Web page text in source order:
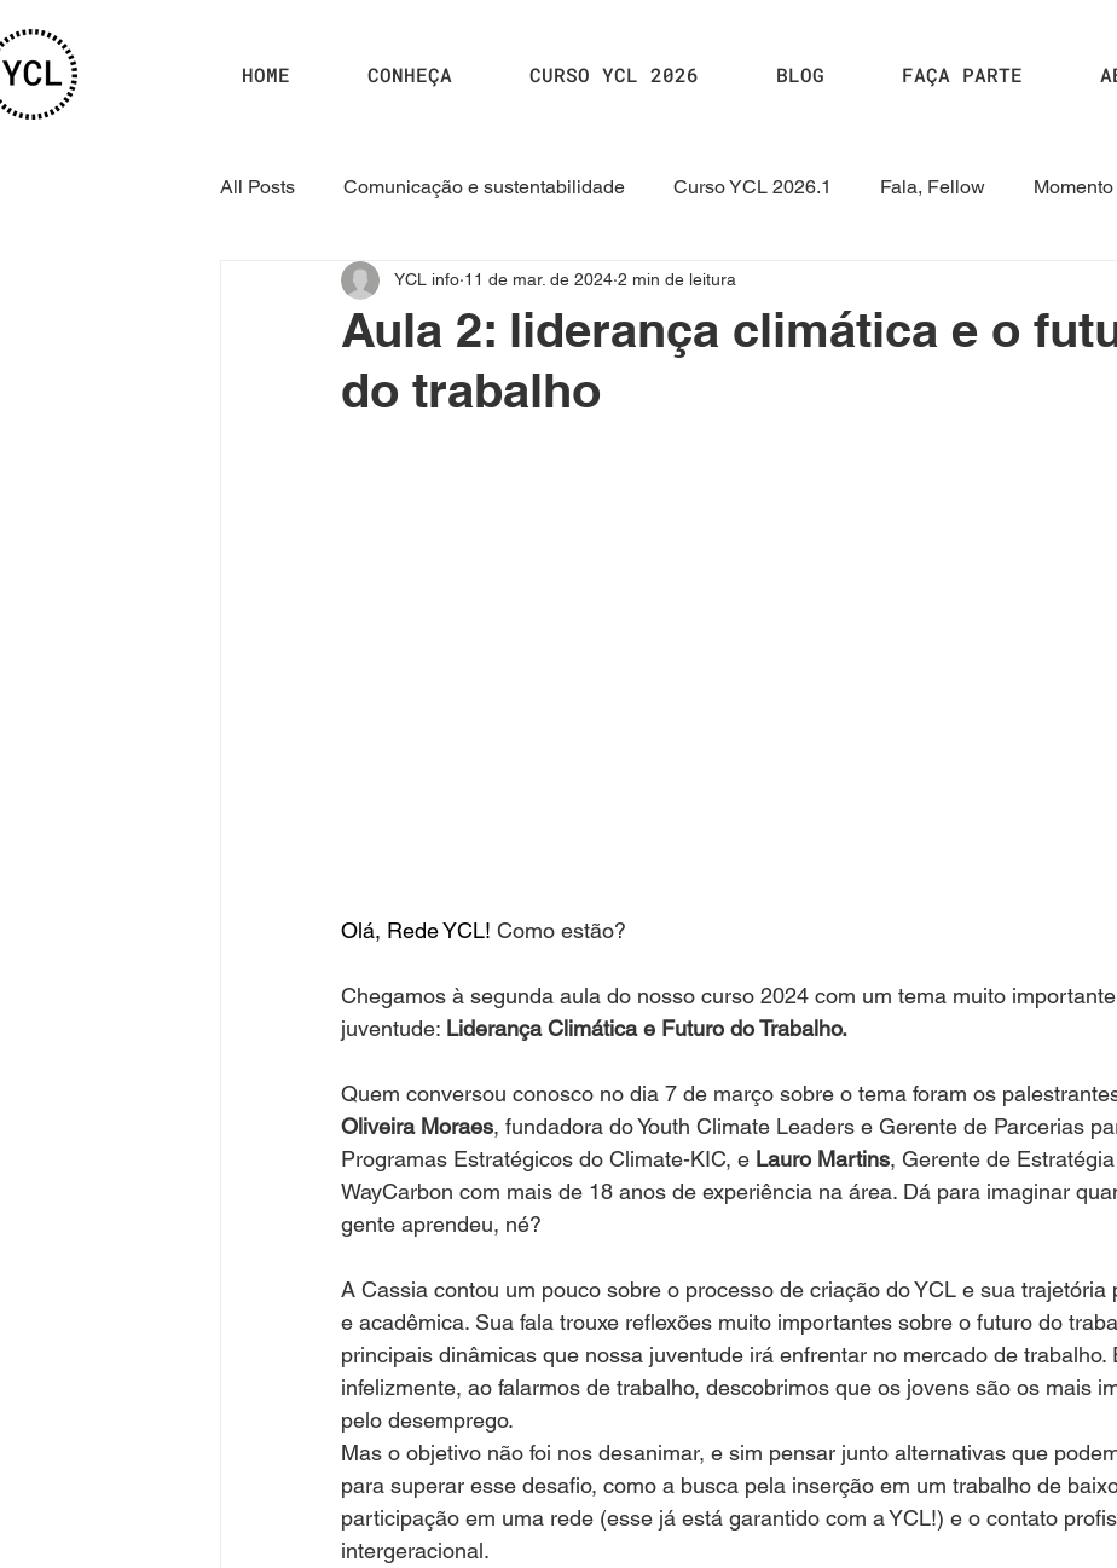
HOME CONHEÇA CURSO YCL 2026 BLOG FAÇA PARTE
All Posts Comunicação e sustentabilidade Curso YCL 2026.1 Fala, Fellow
Curso YCL 2025.1 Curso 2024.2 Curso YCL 2024
Aula 2: liderança climática e o
do trabalho
YCL info 11 de mar. de 2024 2 min de leitura
Olá, Rede YCL! Como estão?
Chegamos à segunda aula do nosso curso 2024 com um tema muito
juventude: Liderança Climática e Futuro do Trabalho.
Quem conversou conosco no dia 7 de março sobre o tema foram os
Oliveira Moraes, fundadora do Youth Climate Leaders e Gerente de Parcerias
Programas Estratégicos do Climate-KIC, e Lauro Martins, Gerente de
WayCarbon com mais de 18 anos de experiência na área. Dá para imaginar
gente aprendeu, né?
A Cassia contou um pouco sobre o processo de criação do YCL e sua trajetória
e acadêmica. Sua fala trouxe reflexões muito importantes sobre o futuro do
principais dinâmicas que nossa juventude irá enfrentar no mercado de trabalho.
infelizmente, ao falarmos de trabalho, descobrimos que os jovens são os mais
pelo desemprego.
Mas o objetivo não foi nos desanimar, e sim pensar junto alternativas que
para superar esse desafio, como a busca pela inserção em um trabalho de
participação em uma rede (esse já está garantido com a YCL!) e o contato
intergeracional.